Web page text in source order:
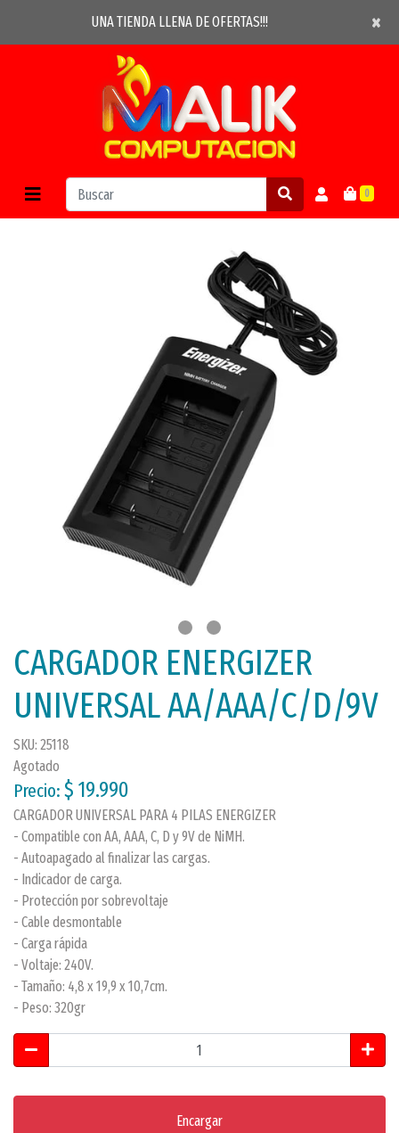
UNA TIENDA LLENA DE OFERTAS!!! ×
×
0
CARGADOR ENERGIZER
UNIVERSAL AA/AAA/C/D/9V
SKU: 25118
Agotado
Precio: $ 19.990
CARGADOR UNIVERSAL PARA 4 PILAS ENERGIZER
- Compatible con AA, AAA, C, D y 9V de NiMH.
- Autoapagado al finalizar las cargas.
- Indicador de carga.
- Protección por sobrevoltaje
- Cable desmontable
- Carga rápida
- Voltaje: 240V.
- Tamaño: 4,8 x 19,9 x 10,7cm.
- Peso: 320gr
Encargar